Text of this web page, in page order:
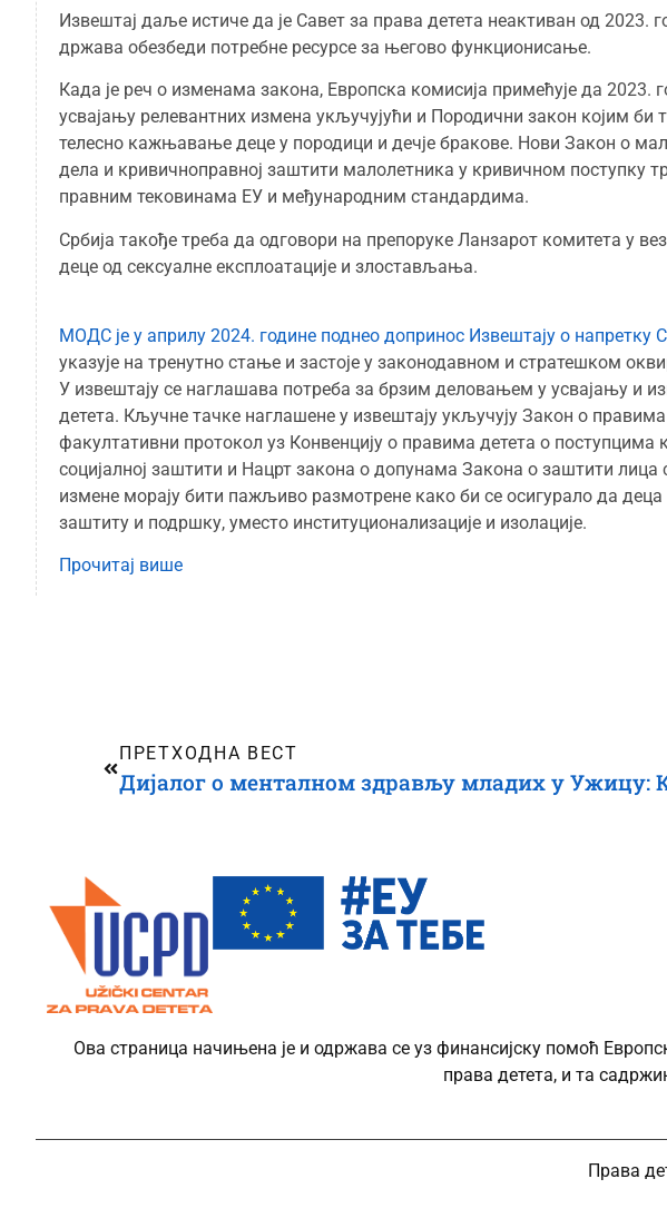
Извештај даље истиче да је Савет за права детета неактиван од 2023.
држава обезбеди потребне ресурсе за његово функционисање.
Када је реч о изменама закона, Европска комисија примећује да 2023.
усвајању релевантних измена укључујући и Породични закон којим би
телесно кажњавање деце у породици и дечје бракове. Нови Закон о
дела и кривичноправној заштити малолетника у кривичном поступку
правним тековинама ЕУ и међународним стандардима.
Србија такође треба да одговори на препоруке Ланзарот комитета у
деце од сексуалне експлоатације и злостављања.
МОДС је у априлу 2024. године поднео допринос Извештају о напретку
указује на тренутно стање и застоје у законодавном и стратешком
У извештају се наглашава потреба за брзим деловањем у усвајању и
детета. Кључне тачке наглашене у извештају укључују Закон о
факултативни протокол уз Конвенцију о правима детета о поступцима
социјалној заштити и Нацрт закона о допунама Закона о заштити
измене морају бити пажљиво размотрене како би се осигурало да деца
заштиту и подршку, уместо институционализације и изолације.
Прочитај више
ПРЕТХОДНА ВЕСТ
Ова страница начињена је и одржава се уз финансијску помоћ
права детета, и та
Права